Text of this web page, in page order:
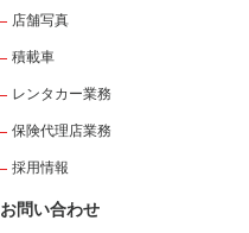
店舗写真
積載車
レンタカー業務
保険代理店業務
採用情報
お問い合わせ